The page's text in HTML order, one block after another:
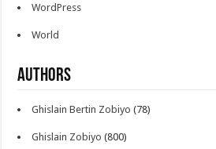
WordPress
World
Authors
Ghislain Bertin Zobiyo (78)
Ghislain Zobiyo (800)